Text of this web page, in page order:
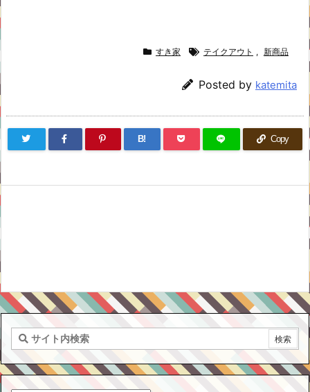
すき家 テイクアウト , 新商品
Posted by katemita
B! Copy